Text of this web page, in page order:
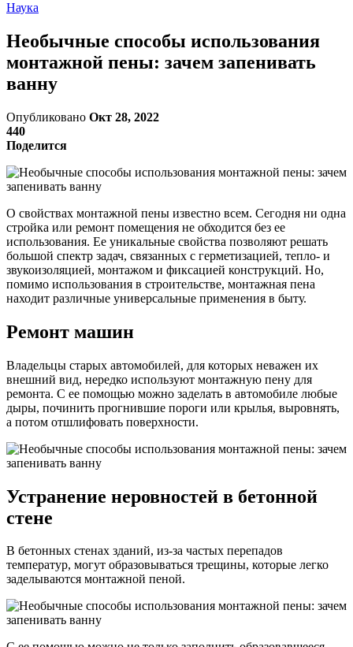
Наука
Необычные способы использования
монтажной пены: зачем запенивать
ванну
Опубликовано Окт 28, 2022
440
Поделится
О свойствах монтажной пены известно всем. Сегодня ни одна
стройка или ремонт помещения не обходится без ее
использования. Ее уникальные свойства позволяют решать
большой спектр задач, связанных с герметизацией, тепло- и
звукоизоляцией, монтажом и фиксацией конструкций. Но,
помимо использования в строительстве, монтажная пена
находит различные универсальные применения в быту.
Ремонт машин
Владельцы старых автомобилей, для которых неважен их
внешний вид, нередко используют монтажную пену для
ремонта. С ее помощью можно заделать в автомобиле любые
дыры, починить прогнившие пороги или крылья, выровнять,
а потом отшлифовать поверхности.
Устранение неровностей в бетонной
стене
В бетонных стенах зданий, из-за частых перепадов
температур, могут образовываться трещины, которые легко
заделываются монтажной пеной.